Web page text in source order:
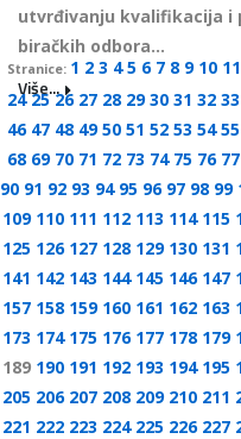
utvrđivanju kvalifikacija i
biračkih odbora...
Više...
Stranice: 1 2 3 4 5 6 7 8 9 10 11
24 25 26 27 28 29 30 31 32 33
46 47 48 49 50 51 52 53 54 55
68 69 70 71 72 73 74 75 76 77
90 91 92 93 94 95 96 97 98 99
109 110 111 112 113 114 115
125 126 127 128 129 130 131
141 142 143 144 145 146 147
157 158 159 160 161 162 163
173 174 175 176 177 178 179
189 190 191 192 193 194 195
205 206 207 208 209 210 211
221 222 223 224 225 226 227